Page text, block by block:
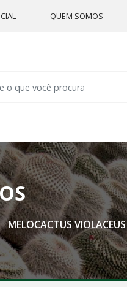
QUEM SOMOS
MELOCACTUS